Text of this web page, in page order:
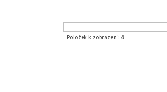
Položek k zobrazení: 4